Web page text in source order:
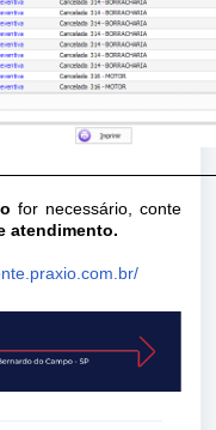
for necessário, conte
atendimento.